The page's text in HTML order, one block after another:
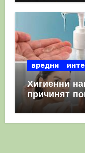
вредни
Хигиенни
причинят
полза